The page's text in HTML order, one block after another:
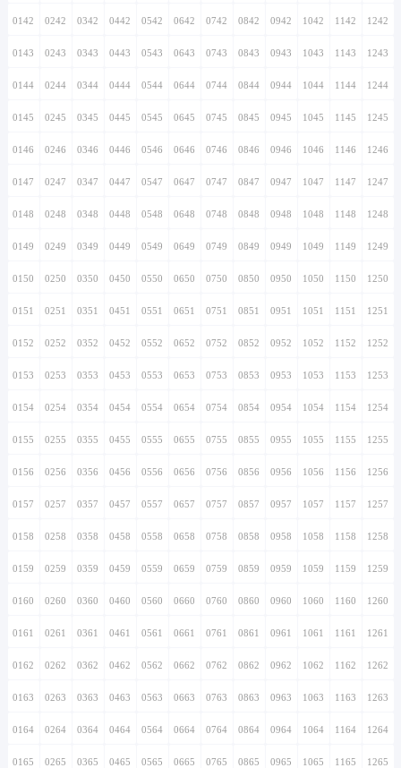
0142 0242 0342 0442 0542 0642 0742 0842 0942 1042 1142 1242
0143 0243 0343 0443 0543 0643 0743 0843 0943 1043 1143 1243
0144 0244 0344 0444 0544 0644 0744 0844 0944 1044 1144 1244
0145 0245 0345 0445 0545 0645 0745 0845 0945 1045 1145 1245
0146 0246 0346 0446 0546 0646 0746 0846 0946 1046 1146 1246
0147 0247 0347 0447 0547 0647 0747 0847 0947 1047 1147 1247
0148 0248 0348 0448 0548 0648 0748 0848 0948 1048 1148 1248
0149 0249 0349 0449 0549 0649 0749 0849 0949 1049 1149 1249
0150 0250 0350 0450 0550 0650 0750 0850 0950 1050 1150 1250
0151 0251 0351 0451 0551 0651 0751 0851 0951 1051 1151 1251
0152 0252 0352 0452 0552 0652 0752 0852 0952 1052 1152 1252
0153 0253 0353 0453 0553 0653 0753 0853 0953 1053 1153 1253
0154 0254 0354 0454 0554 0654 0754 0854 0954 1054 1154 1254
0155 0255 0355 0455 0555 0655 0755 0855 0955 1055 1155 1255
0156 0256 0356 0456 0556 0656 0756 0856 0956 1056 1156 1256
0157 0257 0357 0457 0557 0657 0757 0857 0957 1057 1157 1257
0158 0258 0358 0458 0558 0658 0758 0858 0958 1058 1158 1258
0159 0259 0359 0459 0559 0659 0759 0859 0959 1059 1159 1259
0160 0260 0360 0460 0560 0660 0760 0860 0960 1060 1160 1260
0161 0261 0361 0461 0561 0661 0761 0861 0961 1061 1161 1261
0162 0262 0362 0462 0562 0662 0762 0862 0962 1062 1162 1262
0163 0263 0363 0463 0563 0663 0763 0863 0963 1063 1163 1263
0164 0264 0364 0464 0564 0664 0764 0864 0964 1064 1164 1264
0165 0265 0365 0465 0565 0665 0765 0865 0965 1065 1165 1265